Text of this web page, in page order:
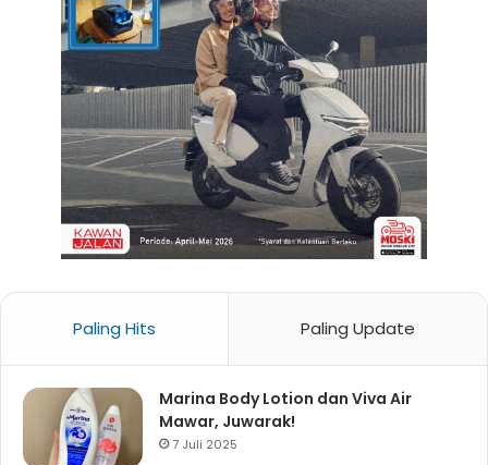
Paling Hits Paling Update
Marina Body Lotion dan Viva Air
Mawar, Juwarak!
7 Juli 2025